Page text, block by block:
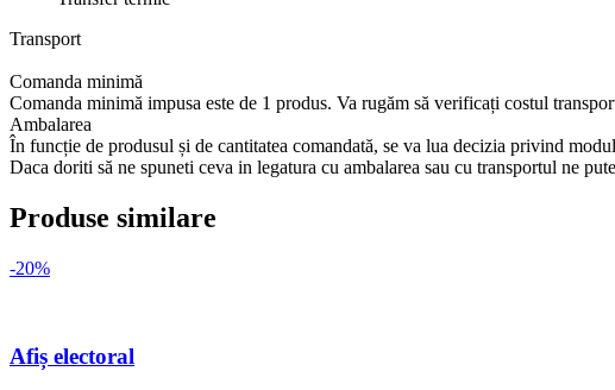
Transport
Comanda minimă
Comanda minimă impusa este de 1 produs. Va rugăm să verificați costul
Ambalarea
În funcție de produsul și de cantitatea comandată, se va lua decizia privind
Daca doriti să ne spuneti ceva in legatura cu ambalarea sau cu transportul ne
Produse similare
-20%
Afiș electoral